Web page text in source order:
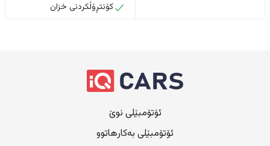
کۆنتڕۆڵکردنی خزان
ئۆتۆمبێلی نوێ
ئۆتۆمبێلی بەکارهاتوو